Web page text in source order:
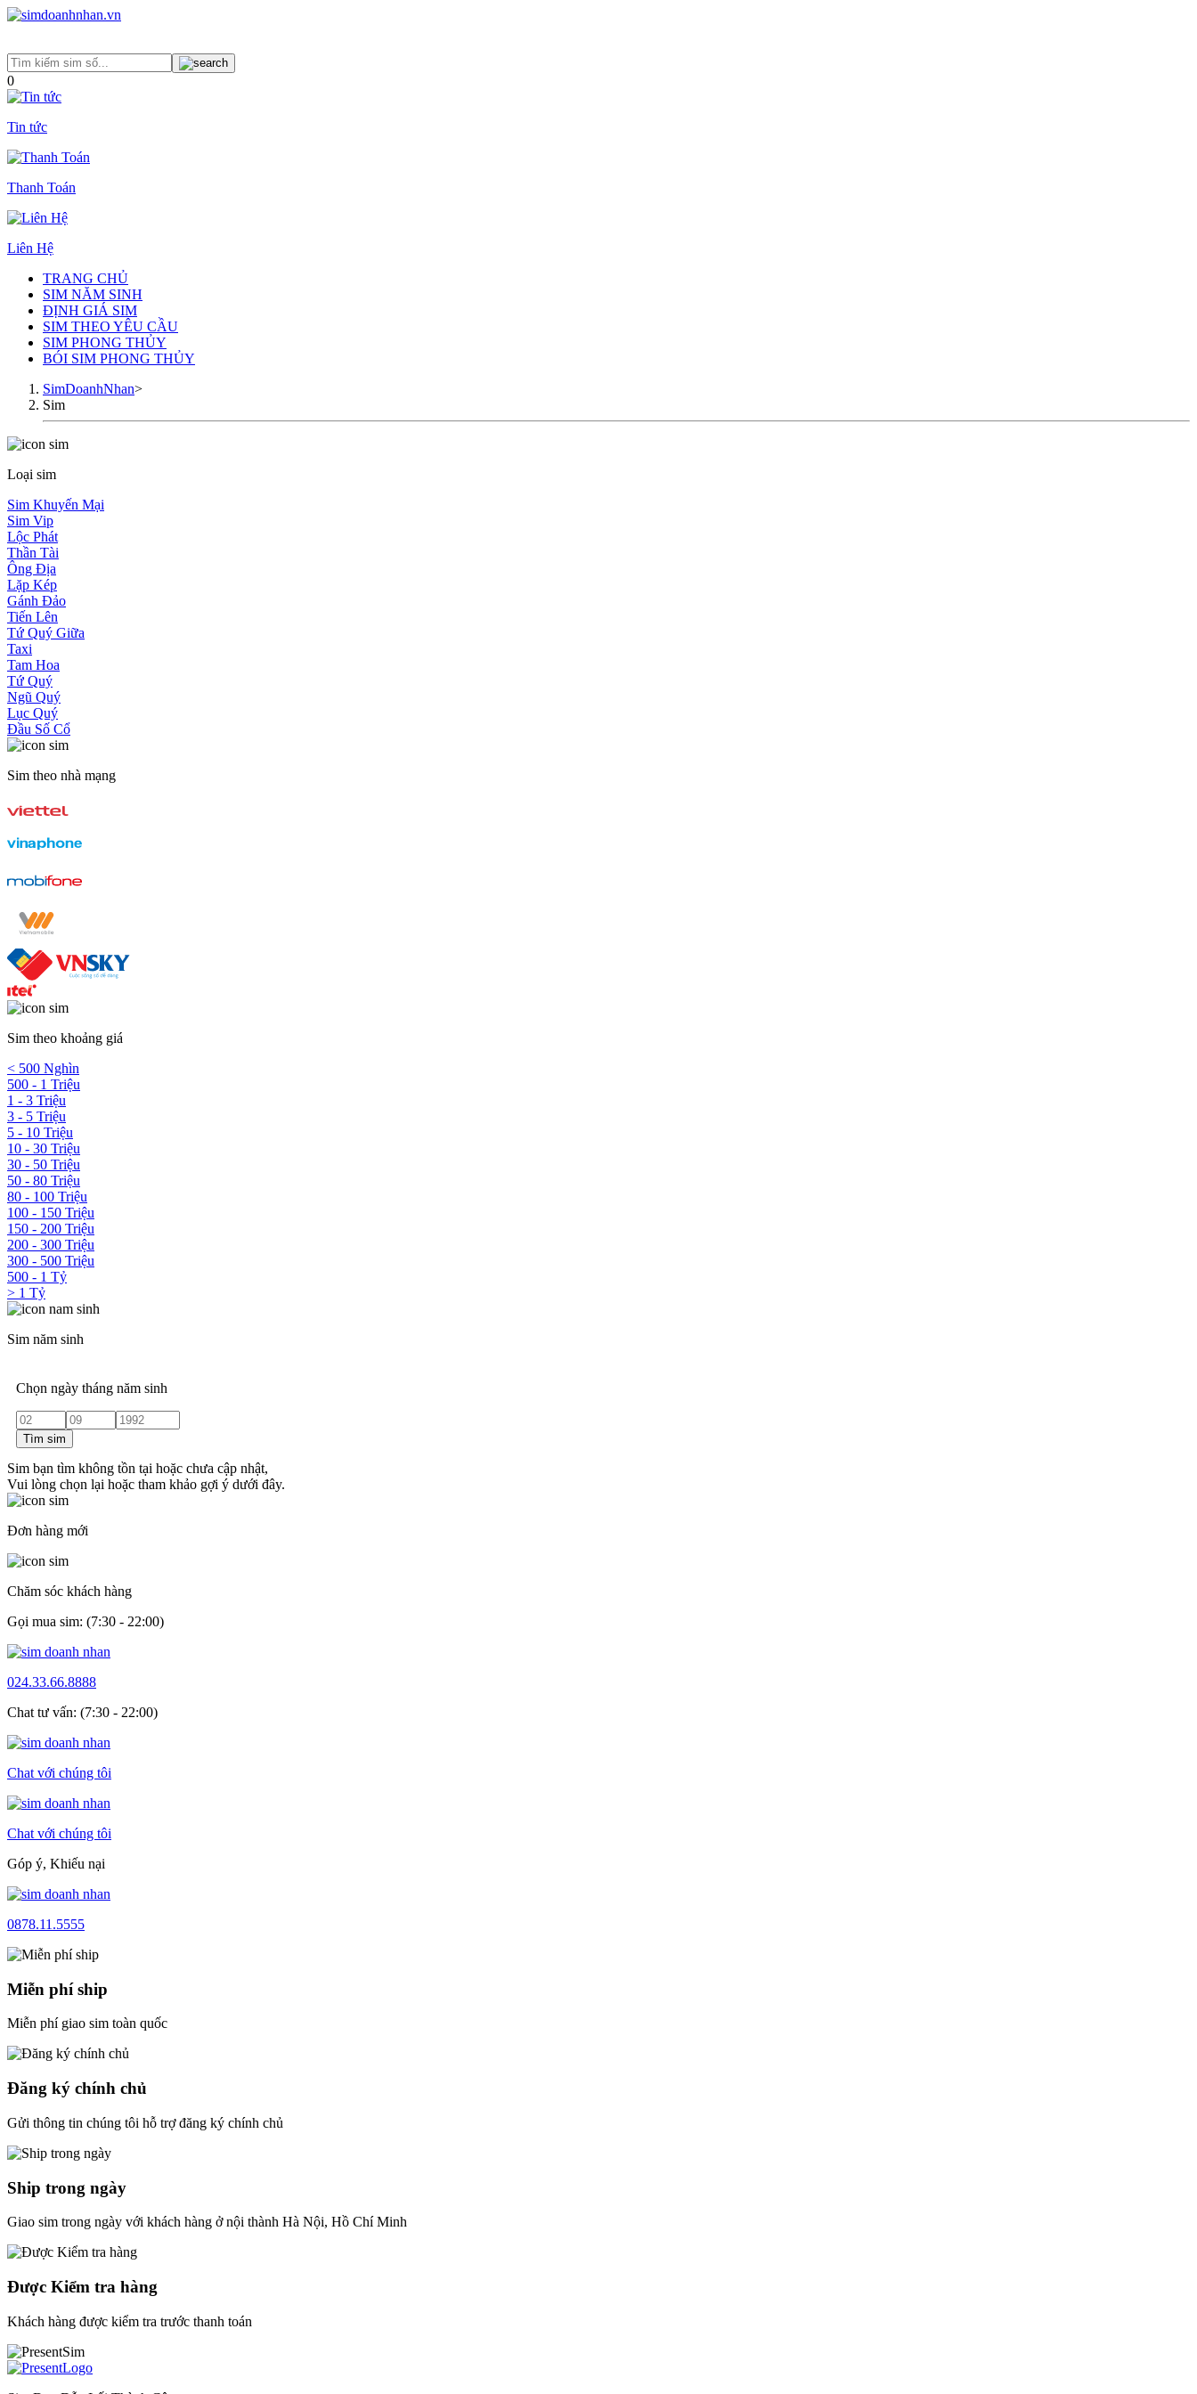
0
Tin tức
Thanh Toán
Liên Hệ
TRANG CHỦ
SIM NĂM SINH
ĐỊNH GIÁ SIM
SIM THEO YÊU CẦU
SIM PHONG THỦY
BÓI SIM PHONG THỦY
SimDoanhNhan>
Sim
Loại sim
Sim Khuyến Mại
Sim Vip
Lộc Phát
Thần Tài
Ông Địa
Lặp Kép
Gánh Đảo
Tiến Lên
Tứ Quý Giữa
Taxi
Tam Hoa
Tứ Quý
Ngũ Quý
Lục Quý
Đầu Số Cổ
Sim theo nhà mạng
Sim theo khoảng giá
< 500 Nghìn
500 - 1 Triệu
1 - 3 Triệu
3 - 5 Triệu
5 - 10 Triệu
10 - 30 Triệu
30 - 50 Triệu
50 - 80 Triệu
80 - 100 Triệu
100 - 150 Triệu
150 - 200 Triệu
200 - 300 Triệu
300 - 500 Triệu
500 - 1 Tỷ
> 1 Tỷ
Sim năm sinh
Chọn ngày tháng năm sinh
Tìm sim
Sim bạn tìm không tồn tại hoặc chưa cập nhật,
Vui lòng chọn lại hoặc tham khảo gợi ý dưới đây.
Đơn hàng mới
Chăm sóc khách hàng
Gọi mua sim: (7:30 - 22:00)
024.33.66.8888
Chat tư vấn: (7:30 - 22:00)
Chat với chúng tôi
Chat với chúng tôi
Góp ý, Khiếu nại
0878.11.5555
Miễn phí ship
Miễn phí giao sim toàn quốc
Đăng ký chính chủ
Gửi thông tin chúng tôi hỗ trợ đăng ký chính chủ
Ship trong ngày
Giao sim trong ngày với khách hàng ở nội thành Hà Nội, Hồ Chí Minh
Được Kiểm tra hàng
Khách hàng được kiểm tra trước thanh toán